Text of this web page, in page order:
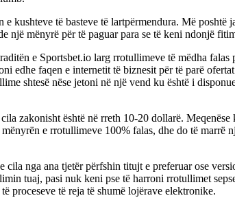
kushteve të basteve të lartpërmendura. Më
një mënyrë për të paguar para se të keni ndonjë
e Sportsbet.io larg rrotullimeve të mëdha
faqen e internetit të biznesit për të parë
shtesë nëse jetoni në një vend ku është i
zakonisht është në rreth 10-20 dollarë.
e rrotullimeve 100% falas, dhe do të marrë
nga ana tjetër përfshin titujt e preferuar ose
tuaj, pasi nuk keni pse të harroni rrotullimet
proceseve të reja të shumë lojërave elektronike.